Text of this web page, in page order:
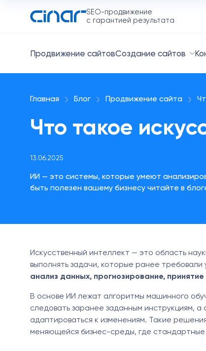
SEO-продвижение
с гарантией результата
Продвижение сайтовСоздание сайтов
Главная Блог Продвижение сайта
Что такое
13.06.2025
ИИ — это системы, которые умеют
быть полезен вашему бизнесу читайте в
Искусственный интеллект — это область
выполнять задачи, которые ранее требовали
анализ данных, прогнозирование,
В основе ИИ лежат алгоритмы машинного
следовать заранее заданным инструкциям, а
адаптироваться к изменениям. Такие
меняющейся бизнес-среды, где